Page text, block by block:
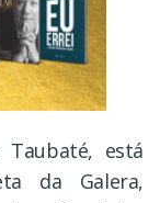
Taubaté, está
da Galera,